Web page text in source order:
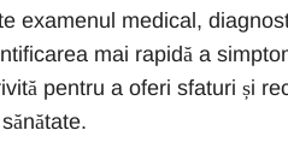
examenul medical,
mai rapidă a
pentru a oferi sfaturi și